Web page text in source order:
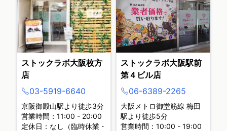
ストックラボ大阪枚方
店
03-5919-6640
京阪御殿山駅より徒歩3分
営業時間：11:00 - 20:00
定休日：なし（臨時休業・
ストックラボ大阪駅前
第４ビル店
06-6389-2265
大阪メトロ御堂筋線 梅田
駅より徒歩5分
営業時間：10:00 - 19:00